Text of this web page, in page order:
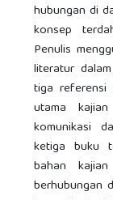
hubungan di
konsep
Penulis
literatur
tiga referensi
utama
komunikasi
ketiga buku
bahan
berhubungan